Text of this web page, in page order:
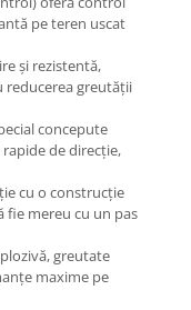
pe teren uscat
și rezistentă,
greutății
concepute
de direcție,
cu o construcție
fie mereu cu un pas
greutate
maxime pe